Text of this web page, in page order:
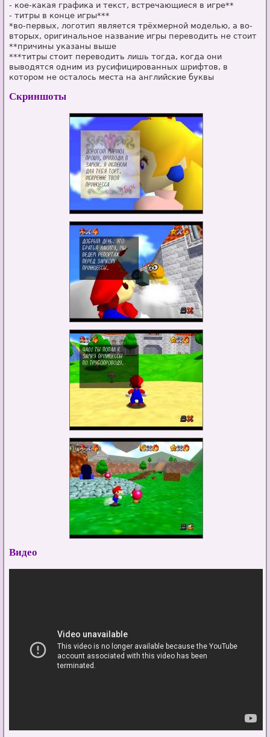
- кое-какая графика и текст, встречающиеся в игре**
- титры в конце игры***
*во-первых, логотип является трёхмерной моделью, а во-
вторых, оригинальное название игры переводить не стоит
**причины указаны выше
***титры стоит переводить лишь тогда, когда они
выводятся одним из русифицированных шрифтов, в
котором не осталось места на английские буквы
Скриншоты
Видео